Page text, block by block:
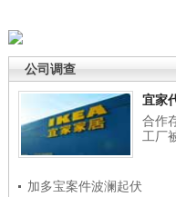
公司调查
宜家
合作
工厂
加多宝案件波澜起伏